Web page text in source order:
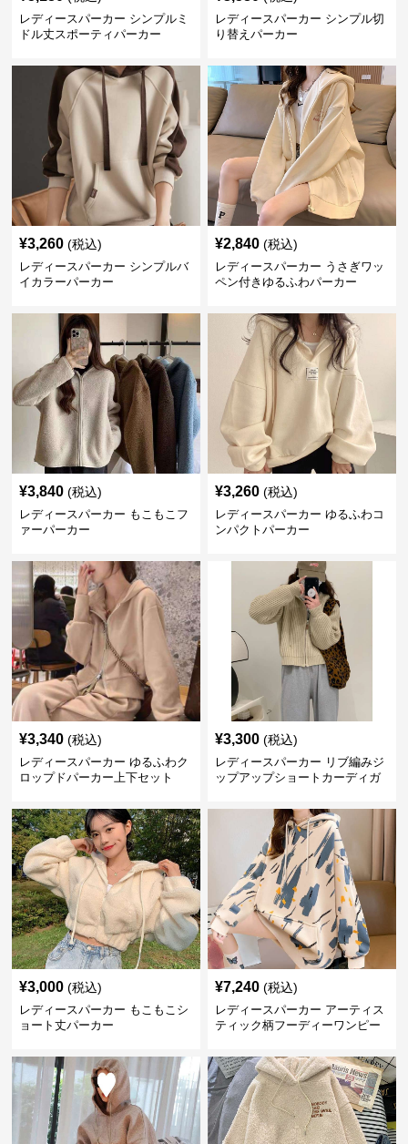
レディースパーカー シンプルミ
ドル丈スポーティパーカー
レディースパーカー シンプル切
り替えパーカー
¥3,260 (税込)
レディースパーカー シンプルバ
イカラーパーカー
¥2,840 (税込)
レディースパーカー うさぎワッ
ペン付きゆるふわパーカー
¥3,840 (税込)
レディースパーカー もこもこフ
ァーパーカー
¥3,260 (税込)
レディースパーカー ゆるふわコ
ンパクトパーカー
¥3,340 (税込)
レディースパーカー ゆるふわク
ロップドパーカー上下セット
¥3,300 (税込)
レディースパーカー リブ編みジ
ップアップショートカーディガ
¥3,000 (税込)
レディースパーカー もこもこシ
ョート丈パーカー
¥7,240 (税込)
レディースパーカー アーティス
ティック柄フーディーワンピー